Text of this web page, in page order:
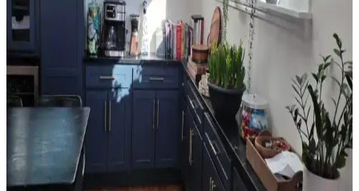
Ev satışında valance kullanımı, pencere görünümünü yumuşatırken
mekana renk ve doku katar. Ancak yanlış kullanım mekanda görsel
karmaşa yaratabilir ve ışık alımını kısıtlayabilir.
Orta 2000'ler Sarı Tonları: Mekanlarda Doğru
Renk Seçimi ve Uyum Analizi
Orta 2000'ler sarı tonları, doğru kombinasyonlarla mekanlara
sıcaklık katabilir. Ancak uyumsuz kullanımlarda eski moda ve
sıradan bir görünüm ortaya çıkabilir. Renk seçimi mekanın diğer
unsurlarıyla dengelenmeli.